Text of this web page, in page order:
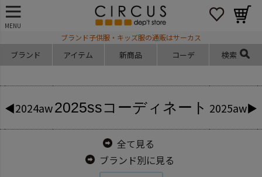
MENU
ブランド子供服・キッズ服の通販はサーカス
ブランド アイテム 新商品 コーデ 検索
◀2024aw2025ssコーディネート 2025aw▶
全て見る
ブランド別に見る